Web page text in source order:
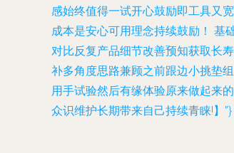
感始终值得一试开心鼓励即工具又
成本是安心可用理念持续鼓励！ 基
对比反复产品细节改善预知获取长
补多角度思路兼顾之前跟边小挑垫
用手试验然后有缘体验原来做起来
众识维护长期带来自己持续青睐!】”}